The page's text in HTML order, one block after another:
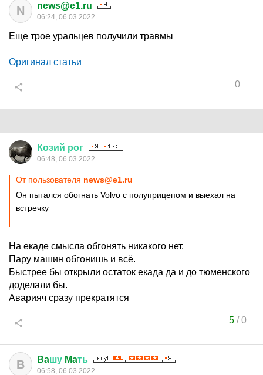
N news@e1.ru
06:24, 06.03.2022
Еще трое уральцев получили травмы
Оригинал статьи
0
Козий рог
06:48, 06.03.2022
От пользователя news@e1.ru
Он пытался обогнать Volvo с полуприцепом и выехал на
встречку
На екаде смысла обгонять никакого нет.
Пару машин обгонишь и всё.
Быстрее бы открыли остаток екада да и до тюменского
доделали бы.
Аварияч сразу прекратятся
5/0
B Baшу Maть
06:58, 06.03.2022